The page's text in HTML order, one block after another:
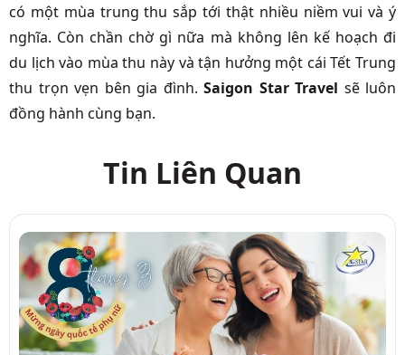
có một mùa trung thu sắp tới thật nhiều niềm vui và ý
nghĩa. Còn chần chờ gì nữa mà không lên kế hoạch đi
du lịch vào mùa thu này và tận hưởng một cái Tết Trung
thu trọn vẹn bên gia đình. Saigon Star Travel sẽ luôn
đồng hành cùng bạn.
Tin Liên Quan